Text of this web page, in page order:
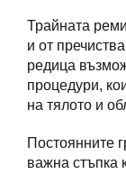
Трайната
и от
редица
процедури,
на тялото и
Постоянните
важна стъпка